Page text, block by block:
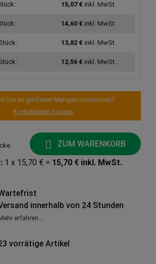
15,07 € inkl. MwSt.
14,60 € inkl. MwSt.
13,82 € inkl. MwSt.
12,56 € inkl. MwSt.
Sie an größeren Mengen interessiert?
Kontaktieren Sie uns
ZUM WARENKORB
1 x 15,70 € = 15,70 € inkl. MwSt.
innerhalb von 24 Stunden
erfahren...
vorrätige Artikel